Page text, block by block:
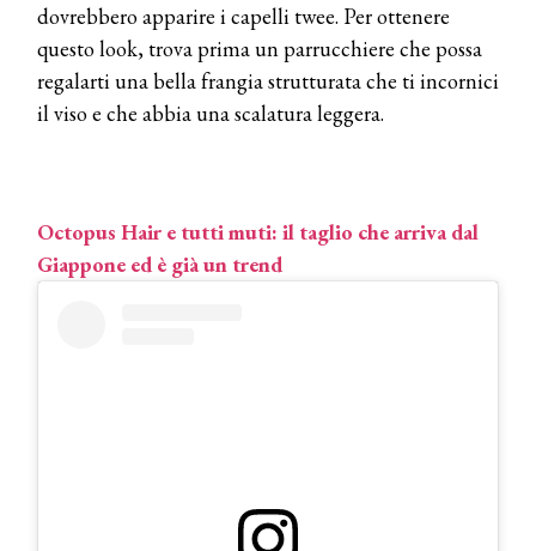
dovrebbero apparire i capelli twee. Per ottenere
questo look, trova prima un parrucchiere che possa
regalarti una bella frangia strutturata che ti incornici
il viso e che abbia una scalatura leggera.
Octopus Hair e tutti muti: il taglio che arriva dal
Giappone ed è già un trend